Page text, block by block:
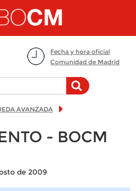
Fecha y hora oficial
Comunidad de Madrid
AVANZADA
- BOCM
de 2009